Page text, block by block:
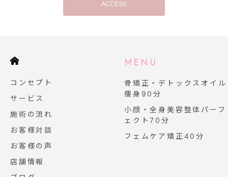
ACCESS
コンセプト
サービス
施術の流れ
お客様対談
お客様の声
店舗情報
MENU
骨矯正・デトックスオイル
痩身90分
小顔・全身美容整体パーフ
ェクト70分
フェムケア矯正40分